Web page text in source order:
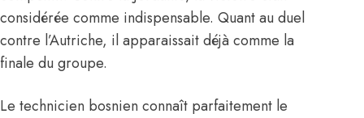
considérée comme indispensable. Quant au duel
contre l’Autriche, il apparaissait déjà comme la
finale du groupe.
Le technicien bosnien connaît parfaitement le